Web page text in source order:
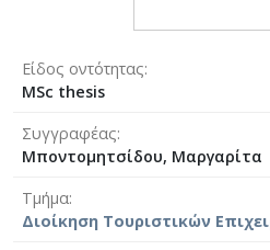
Είδος οντότητας
MSc thesis
Συγγραφέας
Μποντομητσίδου, Μαργαρίτα
Τμήμα
Διοίκηση Τουριστικών